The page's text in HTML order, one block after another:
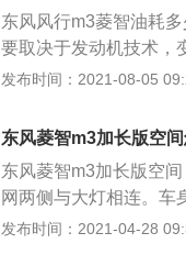
东风风行m3菱智油耗
要取决于发动机技术，
惯等。发动机热转换率
有关系，但这种关系不
合气（空气燃油），
量）更大的发动机动力
一般都在1000—3000
车比赛时一直保持在家
发布时间：2021-08-05
东风菱智m3加长版空
东风菱智m3加长版空
网两侧与大灯相连。车
M3L的长宽高分别为
发布时间：2021-04-28